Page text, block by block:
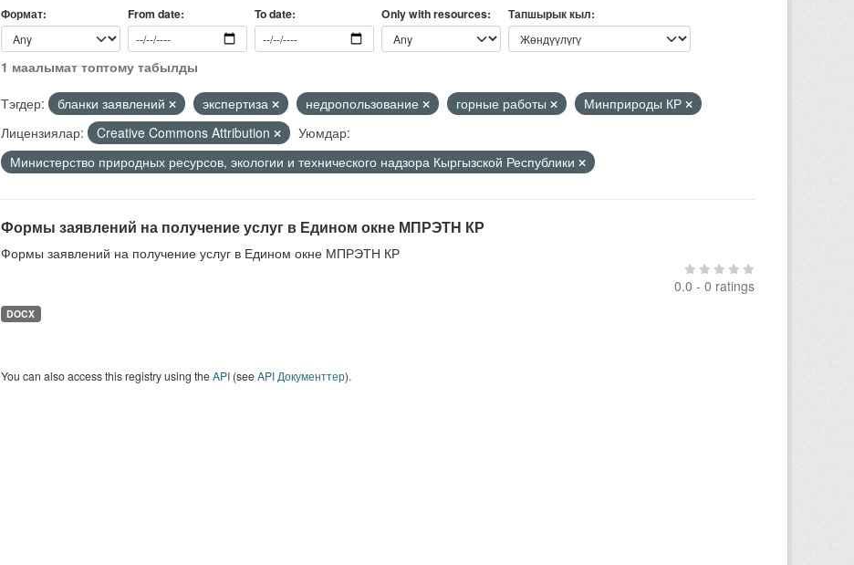
Формат From date To date Only with resources Тапшырык кыл
1 маалымат топтому табылды
Тэгдер:
бланки заявлений экспертиза недропользование горные работы
Минприроды КР
Лицензиялар:
Creative Commons Attribution
Уюмдар:
Министерство природных ресурсов, экологии и технического надзора Кыргызской Республики
Формы заявлений на получение услуг в Едином окне МПРЭТН КР
Формы заявлений на получение услуг в Едином окне МПРЭТН КР
0.0 - 0 ratings
DOCX
You can also access this registry using theAPI(seeAPI Документтер).